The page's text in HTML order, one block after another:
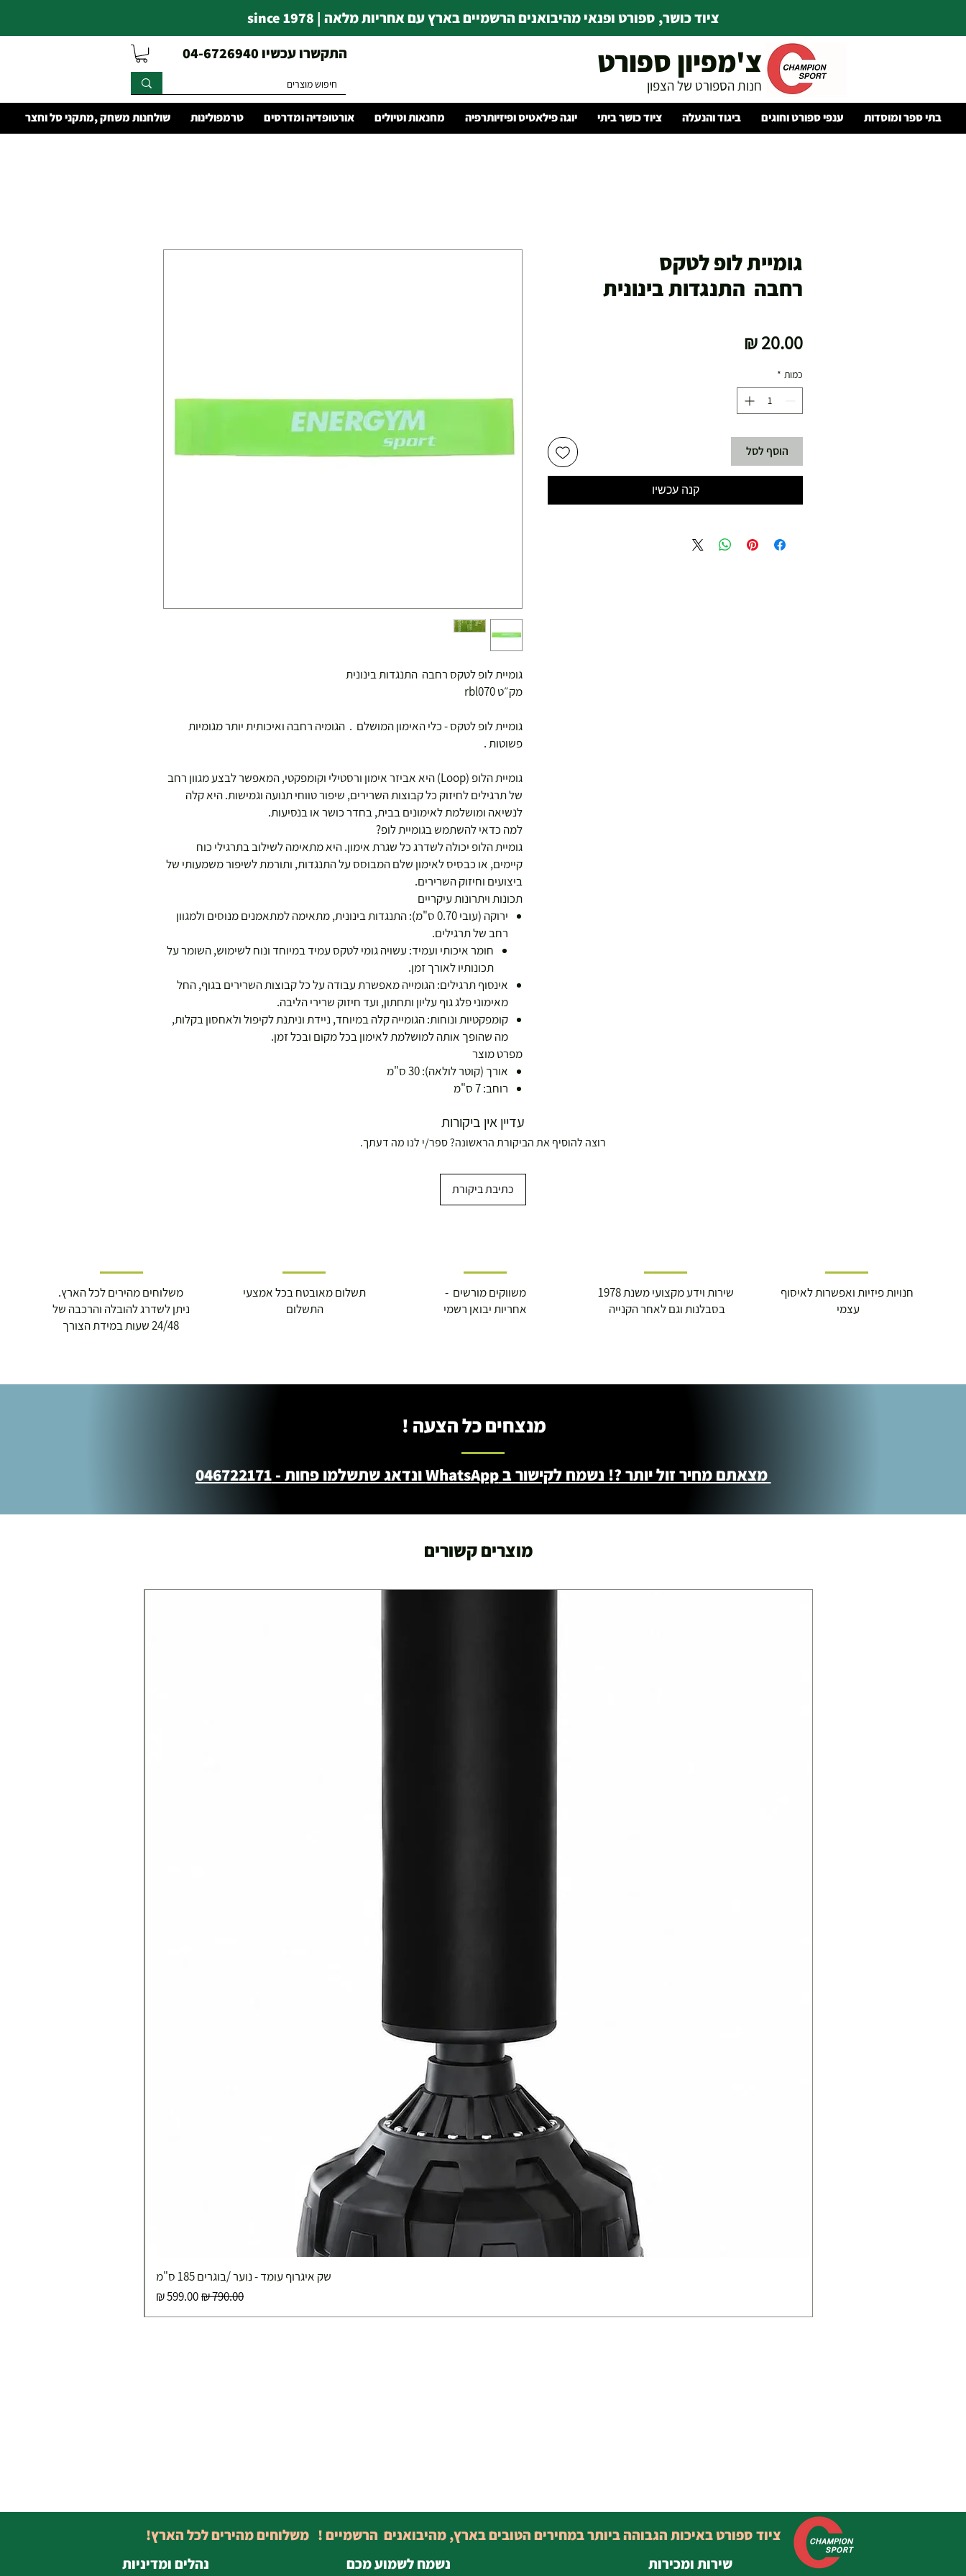
ציוד כושר, ספורט ופנאי מהיבואנים הרשמיים בארץ עם אחריות מלאה | since 1978
התקשרו עכשיו 04-6726940
צ'מפיון ספורט
חנות הספורט של הצפון
בתי ספר ומוסדות ענפי ספורט וחוגים ביגוד והנעלה ציוד כושר ביתי יוגה פילאטיס ופיזיותרפיה מחנאות וטיולים אורטופדיה ומדרסים טרמפולינות שולחנות משחק ,מתקני סל וחצר
גומיית לופ לטקס רחבה התנגדות בינונית
מק״ט rbl070
גומיית לופ לטקס - כלי האימון המושלם . הגומיה רחבה ואיכותית יותר מגומיות
פשוטות .
גומיית הלופ (Loop) היא אביזר אימון ורסטילי וקומפקטי, המאפשר לבצע מגוון רחב
של תרגילים לחיזוק כל קבוצות השרירים, שיפור טווחי תנועה וגמישות. היא קלה
לנשיאה ומושלמת לאימונים בבית, בחדר כושר או בנסיעות.
למה כדאי להשתמש בגומיית לופ?
גומיית הלופ יכולה לשדרג כל שגרת אימון. היא מתאימה לשילוב בתרגילי כוח
קיימים, או כבסיס לאימון שלם המבוסס על התנגדות, ותורמת לשיפור משמעותי של
ביצועים וחיזוק השרירים.
תכונות ויתרונות עיקריים
ירוקה (עובי 0.70 ס"מ): התנגדות בינונית, מתאימה למתאמנים מנוסים ולמגוון
רחב של תרגילים.
חומר איכותי ועמיד: עשויה גומי לטקס עמיד במיוחד ונוח לשימוש, השומר על
תכונותיו לאורך זמן.
אינסוף תרגילים: הגומייה מאפשרת עבודה על כל קבוצות השרירים בגוף, החל
מאימוני פלג גוף עליון ותחתון, ועד חיזוק שרירי הליבה.
קומפקטיות ונוחות: הגומייה קלה במיוחד, ניידת וניתנת לקיפול ולאחסון בקלות,
מה שהופך אותה למושלמת לאימון בכל מקום ובכל זמן.
מפרט מוצר
אורך (קוטר לולאה): 30 ס"מ
רוחב: 7 ס"מ
גומיית לופ לטקס
רחבה התנגדות בינונית
כמות *
הוסף לסל
קנה עכשיו
עדיין אין ביקורות
רוצה להוסיף את הביקורת הראשונה? ספר/י לנו מה דעתך.
כתיבת ביקורת
משלוחים מהירים לכל הארץ.
ניתן לשדרג להובלה והרכבה של
24/48 שעות במידת הצורך
תשלום מאובטח בכל אמצעי
התשלום
משווקים מורשים -
אחריות יבואן רשמי
שירות וידע מקצועי משנת 1978
בסבלנות וגם לאחר הקנייה
חנויות פיזיות ואפשרות לאיסוף
עצמי
מנצחים כל הצעה !
מצאתם מחיר זול יותר ?! נשמח לקישור ב WhatsApp ונדאג שתשלמו פחות - 046722171
מוצרים קשורים
שק איגרוף עומד - נוער /בוגרים 185 ס"מ
מחיר רגילמחיר מבצע
נהלים ומדיניות נשמח לשמוע מכם שירות ומכירות
ציוד ספורט באיכות הגבוהה ביותר במחירים הטובים בארץ, מהיבואנים הרשמיים ! משלוחים מהירים לכל הארץ!